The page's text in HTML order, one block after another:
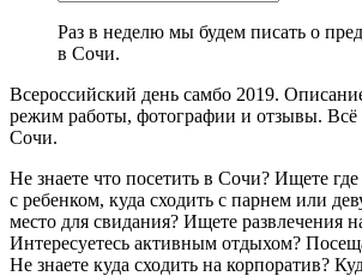
Раз в неделю мы будем писать о
в Сочи.
Всероссийский день самбо 2019.
режим работы, фотографии и отзывы. Всё
Сочи.
Не знаете что посетить в Сочи? Ищете где
с ребенком, куда сходить с парнем или
место для свидания? Ищете развлечения
Интересуетесь активным отдыхом?
Не знаете куда сходить на корпоратив?